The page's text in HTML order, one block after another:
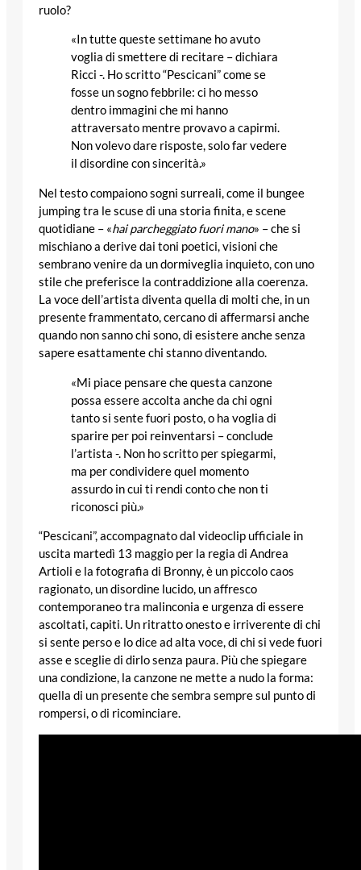
ruolo?
«In tutte queste settimane ho avuto
voglia di smettere di recitare – dichiara
Ricci -. Ho scritto “Pescicani” come se
fosse un sogno febbrile: ci ho messo
dentro immagini che mi hanno
attraversato mentre provavo a capirmi.
Non volevo dare risposte, solo far vedere
il disordine con sincerità.»
Nel testo compaiono sogni surreali, come il bungee
jumping tra le scuse di una storia finita, e scene
quotidiane – «hai parcheggiato fuori mano» – che si
mischiano a derive dai toni poetici, visioni che
sembrano venire da un dormiveglia inquieto, con uno
stile che preferisce la contraddizione alla coerenza.
La voce dell’artista diventa quella di molti che, in un
presente frammentato, cercano di affermarsi anche
quando non sanno chi sono, di esistere anche senza
sapere esattamente chi stanno diventando.
«Mi piace pensare che questa canzone
possa essere accolta anche da chi ogni
tanto si sente fuori posto, o ha voglia di
sparire per poi reinventarsi – conclude
l’artista -. Non ho scritto per spiegarmi,
ma per condividere quel momento
assurdo in cui ti rendi conto che non ti
riconosci più.»
“Pescicani”, accompagnato dal videoclip ufficiale in
uscita martedì 13 maggio per la regia di Andrea
Artioli e la fotografia di Bronny, è un piccolo caos
ragionato, un disordine lucido, un affresco
contemporaneo tra malinconia e urgenza di essere
ascoltati, capiti. Un ritratto onesto e irriverente di chi
si sente perso e lo dice ad alta voce, di chi si vede fuori
asse e sceglie di dirlo senza paura. Più che spiegare
una condizione, la canzone ne mette a nudo la forma:
quella di un presente che sembra sempre sul punto di
rompersi, o di ricominciare.